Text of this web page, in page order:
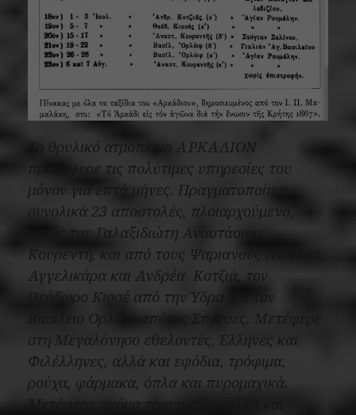
Το θρυλικό ατμόπλοιο ΑΡΚΑΔΙΟΝ
προσέφερε τις πολύτιμες υπηρεσίες του
μόνον για επτά μήνες. Πραγματοποίησε
συνολικά 23 αποστολές, πλοιαρχούμενο,
εκτός του Γαλαξιδιώτη Αναστάσιου
Κουρεντή, και από τους Ψαριανούς Νικόλαο
Αγγελικάρα και Ανδρέα Κοτζιά, τον
Θεόδωρο Κιοσέ από την Ύδρα και τον
Βασίλειο Ορλώφ από τις Σπέτσες. Μετέφερε
στη Μεγαλόνησο εθελοντές, Έλληνες και
Φιλέλληνες, αλλά και εφόδια, τρόφιμα,
ρούχα, φάρμακα, όπλα και πυρομαχικά.
Μετέφερε ακόμα τραυματίες, αλλά και